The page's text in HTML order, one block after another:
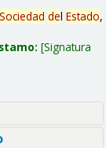
Sociedad del Estado,
Signatura